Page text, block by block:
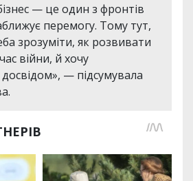
— це один з фронтів
перемогу. Тому тут,
зрозуміти, як розвивати
війни, й хочу
— підсумувала